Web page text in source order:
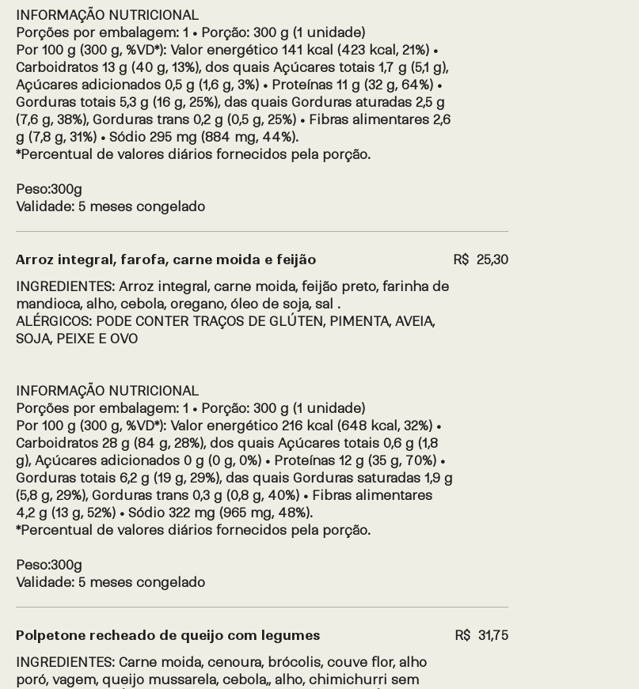
INFORMAÇÃO NUTRICIONAL
Porções por embalagem: 1 • Porção: 300 g (1 unidade)
Por 100 g (300 g, %VD*): Valor energético 141 kcal (423 kcal, 21%) •
Carboidratos 13 g (40 g, 13%), dos quais Açúcares totais 1,7 g (5,1 g),
Açúcares adicionados 0,5 g (1,6 g, 3%) • Proteínas 11 g (32 g, 64%) •
Gorduras totais 5,3 g (16 g, 25%), das quais Gorduras aturadas 2,5 g
(7,6 g, 38%), Gorduras trans 0,2 g (0,5 g, 25%) • Fibras alimentares 2,6
g (7,8 g, 31%) • Sódio 295 mg (884 mg, 44%).
*Percentual de valores diários fornecidos pela porção.
Peso:300g
Validade: 5 meses congelado
Arroz integral, farofa, carne moida e feijão
INGREDIENTES: Arroz integral, carne moida, feijão preto, farinha de
mandioca, alho, cebola, oregano, óleo de soja, sal .
ALÉRGICOS: PODE CONTER TRAÇOS DE GLÚTEN, PIMENTA, AVEIA,
SOJA, PEIXE E OVO
INFORMAÇÃO NUTRICIONAL
Porções por embalagem: 1 • Porção: 300 g (1 unidade)
Por 100 g (300 g, %VD*): Valor energético 216 kcal (648 kcal, 32%) •
Carboidratos 28 g (84 g, 28%), dos quais Açúcares totais 0,6 g (1,8
g), Açúcares adicionados 0 g (0 g, 0%) • Proteínas 12 g (35 g, 70%) •
Gorduras totais 6,2 g (19 g, 29%), das quais Gorduras saturadas 1,9 g
(5,8 g, 29%), Gorduras trans 0,3 g (0,8 g, 40%) • Fibras alimentares
4,2 g (13 g, 52%) • Sódio 322 mg (965 mg, 48%).
*Percentual de valores diários fornecidos pela porção.
Peso:300g
Validade: 5 meses congelado
R$ 25,30
Polpetone recheado de queijo com legumes
INGREDIENTES: Carne moida, cenoura, brócolis, couve flor, alho
poró, vagem, queijo mussarela, cebola,, alho, chimichurri sem
R$ 31,75